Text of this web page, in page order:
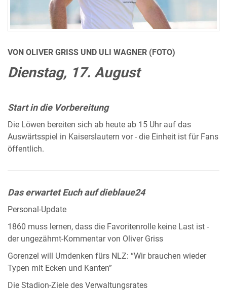
VON OLIVER GRISS UND ULI WAGNER (FOTO)
Dienstag, 17. August
Start in die Vorbereitung
Die Löwen bereiten sich ab heute ab 15 Uhr auf das
Auswärtsspiel in Kaiserslautern vor - die Einheit ist für Fans
öffentlich.
Das erwartet Euch auf dieblaue24
Personal-Update
1860 muss lernen, dass die Favoritenrolle keine Last ist -
der ungezähmt-Kommentar von Oliver Griss
Gorenzel will Umdenken fürs NLZ: “Wir brauchen wieder
Typen mit Ecken und Kanten”
Die Stadion-Ziele des Verwaltungsrates